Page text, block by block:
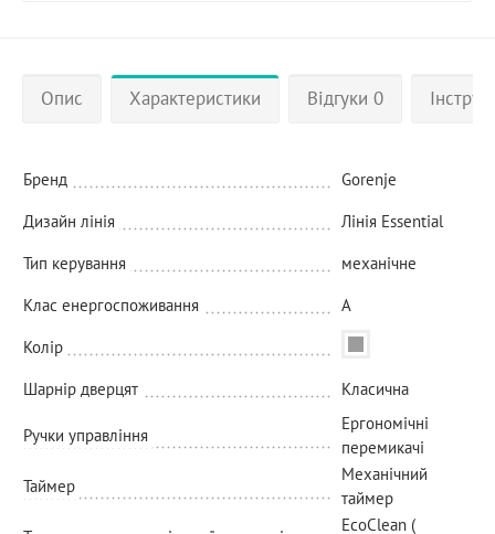
Опис Характеристики Відгуки 0
Бренд
Gorenje
Дизайн лінія
Лінія Essential
Тип керування
механічне
Клас енергоспоживання
A
Колір
Шарнір дверцят
Класична
Ручки управління
Ергономічні
перемикачі
Таймер
Механічний
таймер
EcoClean (